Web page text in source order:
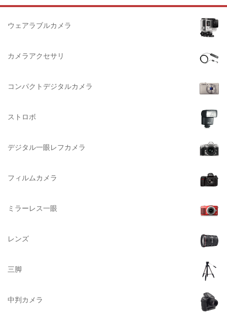
DIGITALKING（デジタルキング）
diagnl（ダイアグナル）
Lowepro（ロープロ）
BURTON（バートン）
DELSEY（デルセー）
DEKO Elite（デコエリート）
Datacolor（データカラー）
A-POWER (エー・パワー)
ACQUAPAZZA（アクアパッツァ）
ペンタックス系
ライカ系
中判海外系
ウェアラブルカメラ
カメラアクセサリ
コンパクトデジタルカメラ
ストロボ
デジタル一眼レフカメラ
フィルムカメラ
ミラーレス一眼
レンズ
三脚
中判カメラ